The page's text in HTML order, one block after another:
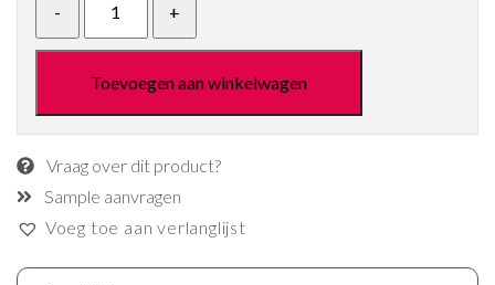
Toevoegen aan winkelwagen
Vraag over dit product?
Sample aanvragen
Voeg toe aan verlanglijst